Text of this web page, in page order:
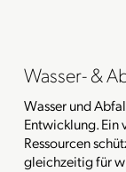
Wasser- &
Wasser und
Entwicklung.
Ressourcen
gleichzeitig für